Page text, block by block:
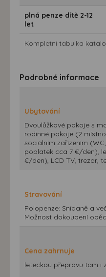
plná penze dítě 2-12
let
Kompletní tabulka
Podrobné informace
Ubytování
Dvoulůžkové pokoje s
rodinné pokoje (2
sociálním zařízením
poplatek cca 7 €/den),
€/den), LCD TV, trezor,
Stravování
Polopenze: Snídaně a
Možnost dokoupení
Cena zahrnuje
leteckou přepravu tam i